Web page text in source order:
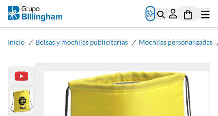
Inicio / Bolsas y mochilas publicitarias / Mochilas personalizadas